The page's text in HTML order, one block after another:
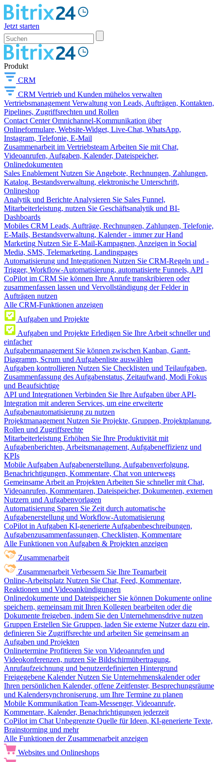
Jetzt starten
Produkt
CRM
CRM Vertrieb und Kunden mühelos verwalten
Vertriebsmanagement Verwaltung von Leads, Aufträgen, Kontakten,
Pipelines, Zugriffsrechten und Rollen
Contact Center Omnichannel-Kommunikation über
Onlineformulare, Website-Widget, Live-Chat, WhatsApp,
Instagram, Telefonie, E-Mail
Zusammenarbeit im Vertriebsteam Arbeiten Sie mit Chat,
Videoanrufen, Aufgaben, Kalender, Dateispeicher,
Onlinedokumenten
Sales Enablement Nutzen Sie Angebote, Rechnungen, Zahlungen,
Katalog, Bestandsverwaltung, elektronische Unterschrift,
Onlineshop
Analytik und Berichte Analysieren Sie Sales Funnel,
Mitarbeiterleistung, nutzen Sie Geschäftsanalytik und BI-
Dashboards
Mobiles CRM Leads, Aufträge, Rechnungen, Zahlungen, Telefonie,
E-Mails, Bestandsverwaltung, Kalender - immer zur Hand
Marketing Nutzen Sie E-Mail-Kampagnen, Anzeigen in Social
Media, SMS, Telemarketing, Landingpages
Automatisierung und Integrationen Nutzen Sie CRM-Regeln und -
Trigger, Workflow-Automatisierung, automatisierte Funnels, API
CoPilot im CRM Sie können Ihre Anrufe transkribieren oder
zusammenfassen lassen und Vervollständigung der Felder in
Aufträgen nutzen
Alle CRM-Funktionen anzeigen
Aufgaben und Projekte
Aufgaben und Projekte Erledigen Sie Ihre Arbeit schneller und
einfacher
Aufgabenmanagement Sie können zwischen Kanban, Gantt-
Diagramm, Scrum und Aufgabenliste auswählen
Aufgaben kontrollieren Nutzen Sie Checklisten und Teilaufgaben,
Zusammenfassung des Aufgabenstatus, Zeitaufwand, Modi Fokus
und Beaufsichtige
API und Integrationen Verbinden Sie Ihre Aufgaben über API-
Integration mit anderen Services, um eine erweiterte
Aufgabenautomatisierung zu nutzen
Projektmanagement Nutzen Sie Projekte, Gruppen, Projektplanung,
Rollen und Zugriffsrechte
Mitarbeiterleistung Erhöhen Sie Ihre Produktivität mit
Aufgabenberichten, Arbeitsmanagement, Aufgabeneffizienz und
KPIs
Mobile Aufgaben Aufgabenerstellung, Aufgabenverfolgung,
Benachrichtigungen, Kommentare, Chat von unterwegs
Gemeinsame Arbeit an Projekten Arbeiten Sie schneller mit Chat,
Videoanrufen, Kommentaren, Dateispeicher, Dokumenten, externen
Nutzern und Aufgabenvorlagen
Automatisierung Sparen Sie Zeit durch automatische
Aufgabenerstellung und Workflow-Automatisierung
CoPilot in Aufgaben KI-generierte Aufgabenbeschreibungen,
Aufgabenzusammenfassungen, Checklisten, Kommentare
Alle Funktionen von Aufgaben & Projekten anzeigen
Zusammenarbeit
Zusammenarbeit Verbessern Sie Ihre Teamarbeit
Online-Arbeitsplatz Nutzen Sie Chat, Feed, Kommentare,
Reaktionen und Videoankündigungen
Onlinedokumente und Dateispeicher Sie können Dokumente online
speichern, gemeinsam mit Ihren Kollegen bearbeiten oder die
Dokumente freigeben, indem Sie den Unternehmensdrive nutzen
Gruppen Erstellen Sie Gruppen, laden Sie externe Nutzer dazu ein,
definieren Sie Zugriffsrechte und arbeiten Sie gemeinsam an
Aufgaben und Projekten
Onlinetermine Profitieren Sie von Videoanrufen und
Videokonferenzen, nutzen Sie Bildschirmübertragung,
Anrufaufzeichnung und benutzerdefinierten Hintergrund
Freigegebene Kalender Nutzen Sie Unternehmenskalender oder
Ihren persönlichen Kalender, offene Zeitfenster, Besprechungsräume
und Kalendersynchroniserung, um Ihre Termine zu planen
Mobile Kommunikation Team-Messenger, Videoanrufe,
Kommentare, Kalender, Benachrichtigungen jederzeit
CoPilot im Chat Unbegrenzte Quelle für Ideen, KI-generierte Texte,
Brainstorming und mehr
Alle Funktionen der Zusammenarbeit anzeigen
Websites und Onlineshops